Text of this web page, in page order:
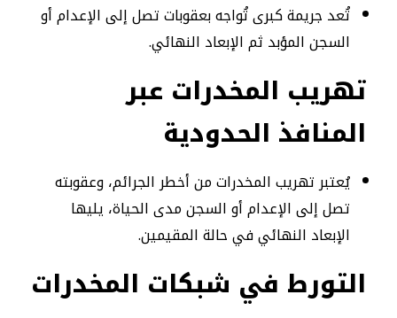
تُعد جريمة كبرى تُواجه بعقوبات تصل إلى الإعدام أو
السجن المؤبد ثم الإبعاد النهائي.
تهريب المخدرات عبر
المنافذ الحدودية
يُعتبر تهريب المخدرات من أخطر الجرائم، وعقوبته
تصل إلى الإعدام أو السجن مدى الحياة، يليها
الإبعاد النهائي في حالة المقيمين.
التورط في شبكات المخدرات